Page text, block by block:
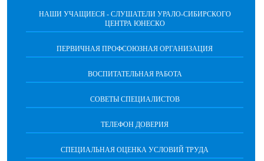
НАШИ УЧАЩИЕСЯ - СЛУШАТЕЛИ УРАЛО-СИБИРСКОГО
ЦЕНТРА ЮНЕСКО
ПЕРВИЧНАЯ ПРОФСОЮЗНАЯ ОРГАНИЗАЦИЯ
ВОСПИТАТЕЛЬНАЯ РАБОТА
СОВЕТЫ СПЕЦИАЛИСТОВ
ТЕЛЕФОН ДОВЕРИЯ
СПЕЦИАЛЬНАЯ ОЦЕНКА УСЛОВИЙ ТРУДА